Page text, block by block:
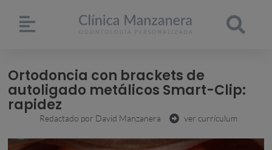
Ortodoncia con brackets de
autoligado metálicos Smart-Clip:
rapidez
Redactado por David Manzanera ver currículum